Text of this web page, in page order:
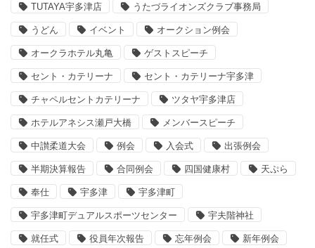
TUTAYA宇多津店 うたづライオンズクラブ事務局
うどん イベント オークション例会
オークラホテル丸亀 ゲストスピーチ
セント・カテリーナ セント・カテリーナ宇多津
チャペルセントカテリーナ ツタヤ宇多津店
ホテルアネシス瀬戸大橋 メンバースピーチ
中讃柔道大会 例会 入会式 出張例会
半期決算報告 合同例会 四国健康村 天ぷら
奉仕 宇多津 宇多津町
宇多津町デュアルスポーツセンター 宇夫階神社
就任式 役員年次報告 忘年例会 新年例会